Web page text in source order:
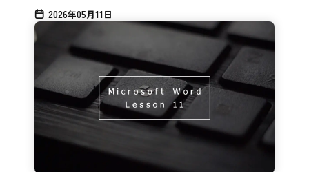
2026年05月11日